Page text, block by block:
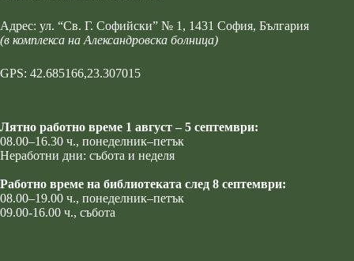
Адрес: ул. “Св. Г. Софийски” № 1 , 1431 София, България
(в комплекса на Александровска болница)
GPS: 42.685166,23.307015
Лятно работно време 1 август – 5 септември:
08.00–16.30 ч., понеделник–петък
Неработни дни: събота и неделя
Работно време на библиотеката след 8 септември:
08.00–19.00 ч., понеделник–петък
09.00-16.00 ч., събота